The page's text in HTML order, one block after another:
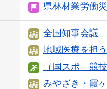
県林材業労働
全国知事会議
地域医療を担
（国スポ 競
みやざき・霞